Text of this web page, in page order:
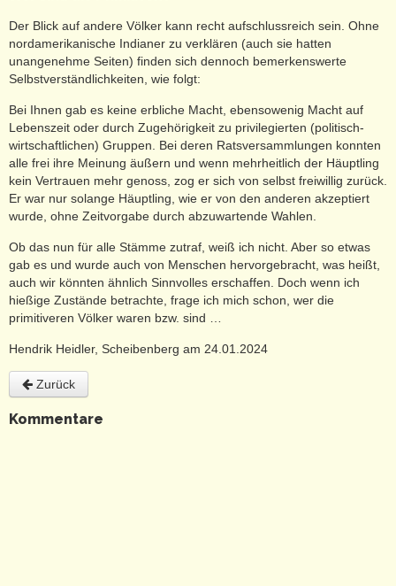
Der Blick auf andere Völker kann recht aufschlussreich sein. Ohne
nordamerikanische Indianer zu verklären (auch sie hatten
unangenehme Seiten) finden sich dennoch bemerkenswerte
Selbstverständlichkeiten, wie folgt:
Bei Ihnen gab es keine erbliche Macht, ebensowenig Macht auf
Lebenszeit oder durch Zugehörigkeit zu privilegierten (politisch-
wirtschaftlichen) Gruppen. Bei deren Ratsversammlungen konnten
alle frei ihre Meinung äußern und wenn mehrheitlich der Häuptling
kein Vertrauen mehr genoss, zog er sich von selbst freiwillig zurück.
Er war nur solange Häuptling, wie er von den anderen akzeptiert
wurde, ohne Zeitvorgabe durch abzuwartende Wahlen.
Ob das nun für alle Stämme zutraf, weiß ich nicht. Aber so etwas
gab es und wurde auch von Menschen hervorgebracht, was heißt,
auch wir könnten ähnlich Sinnvolles erschaffen. Doch wenn ich
hießige Zustände betrachte, frage ich mich schon, wer die
primitiveren Völker waren bzw. sind …
Hendrik Heidler, Scheibenberg am 24.01.2024
Zurück
Kommentare